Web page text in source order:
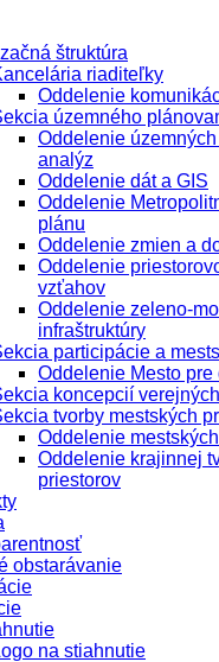
štruktúra
riaditeľky
Oddelenie
územného
Oddelenie
analýz
Oddelenie dát a GIS
Oddelenie
plánu
Oddelenie zmien a
Oddelenie
vzťahov
Oddelenie zeleno-
infraštruktúry
participácie a
Oddelenie Mesto pre
koncepcií
tvorby mestských
Oddelenie
Oddelenie krajinnej
priestorov
obstarávanie
na stiahnutie